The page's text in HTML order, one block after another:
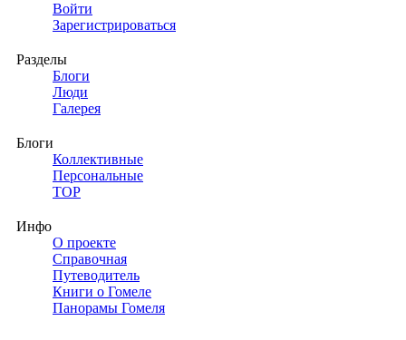
Войти
Зарегистрироваться
Разделы
Блоги
Люди
Галерея
Блоги
Коллективные
Персональные
TOP
Инфо
О проекте
Справочная
Путеводитель
Книги о Гомеле
Панорамы Гомеля